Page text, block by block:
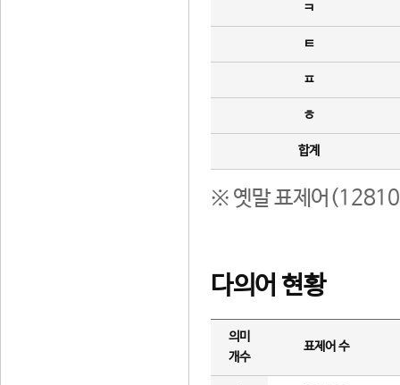
ㅋ
ㅌ
ㅍ
ㅎ
합계
※ 옛말 표제어(12810
다의어 현황
의미
개수
표제어 수